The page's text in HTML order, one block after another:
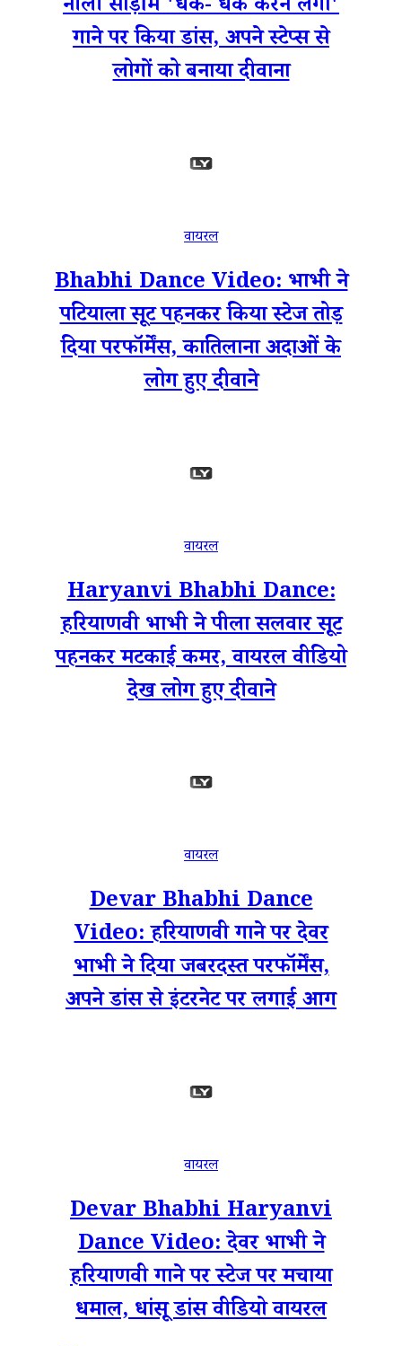
नीली साड़ी में 'धक- धक करने लगा'
गाने पर किया डांस, अपने स्टेप्स से
लोगों को बनाया दीवाना
वायरल
Bhabhi Dance Video: भाभी ने
पटियाला सूट पहनकर किया स्टेज तोड़
दिया परफॉर्मेंस, कातिलाना अदाओं के
लोग हुए दीवाने
वायरल
Haryanvi Bhabhi Dance:
हरियाणवी भाभी ने पीला सलवार सूट
पहनकर मटकाई कमर, वायरल वीडियो
देख लोग हुए दीवाने
वायरल
Devar Bhabhi Dance
Video: हरियाणवी गाने पर देवर
भाभी ने दिया जबरदस्त परफॉर्मेंस,
अपने डांस से इंटरनेट पर लगाई आग
वायरल
Devar Bhabhi Haryanvi
Dance Video: देवर भाभी ने
हरियाणवी गाने पर स्टेज पर मचाया
धमाल, धांसू डांस वीडियो वायरल